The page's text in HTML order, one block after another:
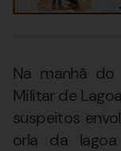
Na manhã
Militar de
suspeitos
orla da